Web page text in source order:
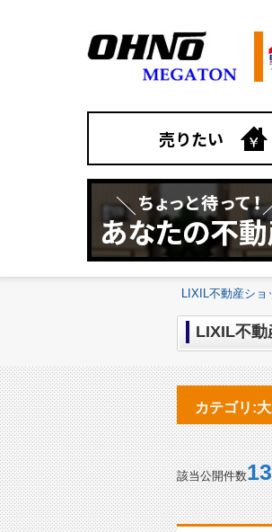
売りたい
LIXIL不動産シ
LIXIL不動
カテゴリ:
該当公開件数13